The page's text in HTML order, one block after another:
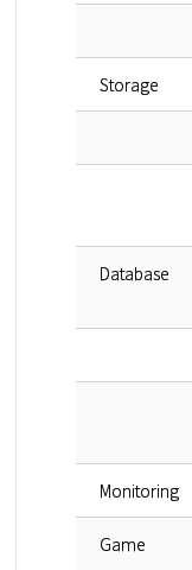
Storage
Database
Monitoring
Game